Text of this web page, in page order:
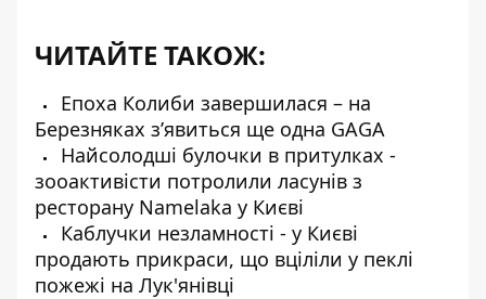
ЧИТАЙТЕ ТАКОЖ:
Епоха Колиби завершилася – на
Березняках з’явиться ще одна GAGA
Найсолодші булочки в притулках -
зооактивісти потролили ласунів з
ресторану Namelaka у Києві
Каблучки незламності - у Києві
продають прикраси, що вціліли у пеклі
пожежі на Лук'янівці